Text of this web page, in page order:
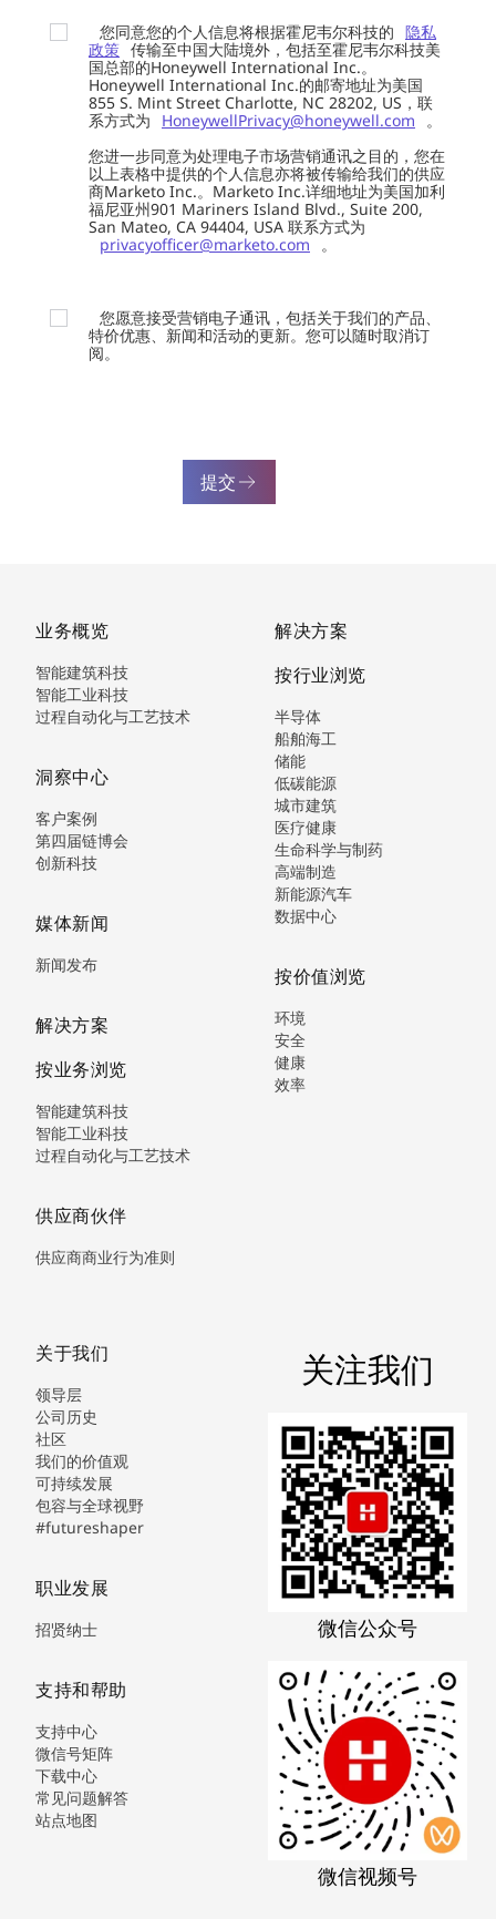
您同意您的个人信息将根据霍尼韦尔科技的 隐私
政策 传输至中国大陆境外，包括至霍尼韦尔科技美
国总部的Honeywell International Inc.。
Honeywell International Inc.的邮寄地址为美国
855 S. Mint Street Charlotte, NC 28202, US，联
系方式为
HoneywellPrivacy@honeywell.com
。
您进一步同意为处理电子市场营销通讯之目的，您在
以上表格中提供的个人信息亦将被传输给我们的供应
商Marketo Inc.。Marketo Inc.详细地址为美国加利
福尼亚州901 Mariners Island Blvd., Suite 200,
San Mateo, CA 94404, USA 联系方式为
privacyofficer@marketo.com
。
您愿意接受营销电子通讯，包括关于我们的产品、
特价优惠、新闻和活动的更新。您可以随时取消订
阅。
提交
业务概览
智能建筑科技
智能工业科技
过程自动化与工艺技术
洞察中心
客户案例
第四届链博会
创新科技
媒体新闻
新闻发布
解决方案
按业务浏览
智能建筑科技
智能工业科技
过程自动化与工艺技术
供应商伙伴
供应商商业行为准则
解决方案
按行业浏览
半导体
船舶海工
储能
低碳能源
城市建筑
医疗健康
生命科学与制药
高端制造
新能源汽车
数据中心
按价值浏览
环境
安全
健康
效率
关于我们
领导层
公司历史
社区
我们的价值观
可持续发展
包容与全球视野
#futureshaper
职业发展
招贤纳士
支持和帮助
支持中心
微信号矩阵
下载中心
常见问题解答
站点地图
关注我们
微信公众号
微信视频号